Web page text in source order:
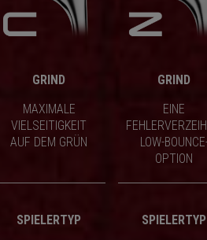
GRIND
GRIND
MAXIMALE
VIELSEITIGKEIT
AUF DEM GRÜN
EINE
LOW-
OPTION
SPIELERTYP
SPIELERTYP